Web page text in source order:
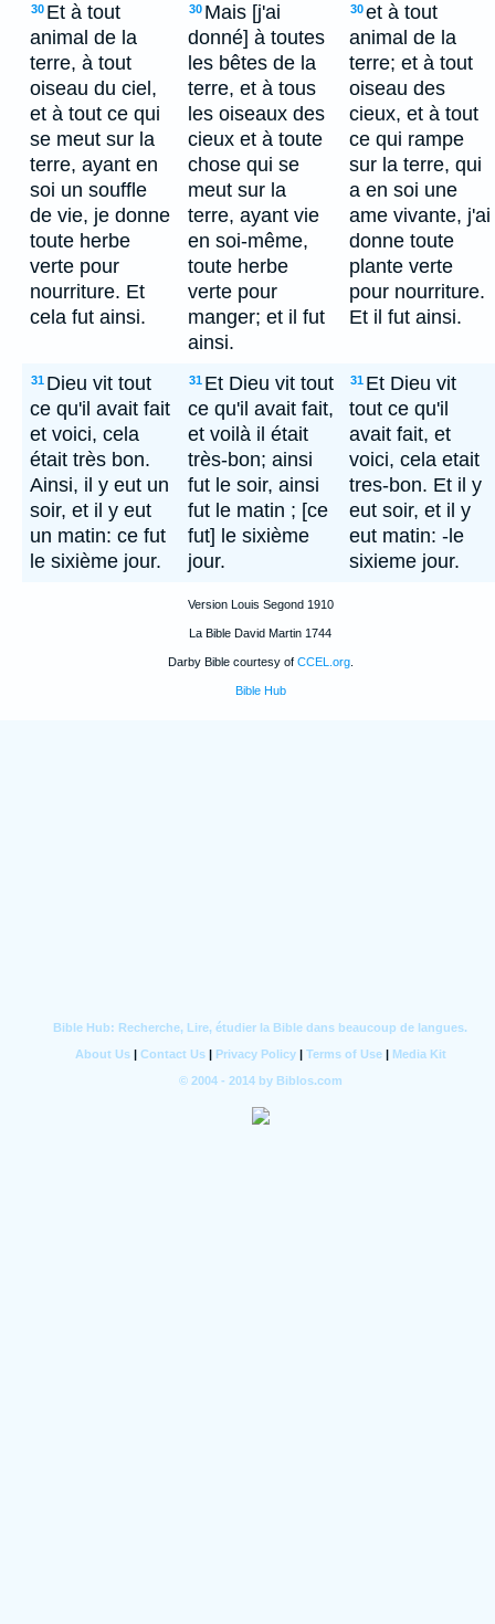
30 Et à tout
animal de la
terre, à tout
oiseau du ciel,
et à tout ce qui
se meut sur la
terre, ayant en
soi un souffle
de vie, je donne
toute herbe
verte pour
nourriture. Et
cela fut ainsi.
30 Mais [j'ai
donné] à toutes
les bêtes de la
terre, et à tous
les oiseaux des
cieux et à toute
chose qui se
meut sur la
terre, ayant vie
en soi-même,
toute herbe
verte pour
manger; et il fut
ainsi.
30et à tout
animal de la
terre; et à tout
oiseau des
cieux, et à tout
ce qui rampe
sur la terre, qui
a en soi une
ame vivante, j'ai
donne toute
plante verte
pour nourriture.
Et il fut ainsi.
31 Dieu vit tout
ce qu'il avait fait
et voici, cela
était très bon.
Ainsi, il y eut un
soir, et il y eut
un matin: ce fut
le sixième jour.
31 Et Dieu vit tout
ce qu'il avait fait,
et voilà il était
très-bon; ainsi
fut le soir, ainsi
fut le matin ; [ce
fut] le sixième
jour.
31 Et Dieu vit
tout ce qu'il
avait fait, et
voici, cela etait
tres-bon. Et il y
eut soir, et il y
eut matin: -le
sixieme jour.
Version Louis Segond 1910
La Bible David Martin 1744
Darby Bible courtesy of CCEL.org.
Bible Hub